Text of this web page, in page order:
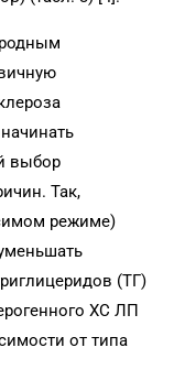
выбор
Так,
режиме)
(ТГ)
ХС ЛП
от типа